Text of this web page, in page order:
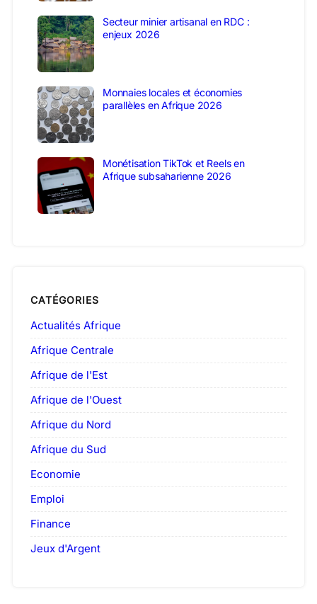
Secteur minier artisanal en RDC :
enjeux 2026
Monnaies locales et économies
parallèles en Afrique 2026
Monétisation TikTok et Reels en
Afrique subsaharienne 2026
CATÉGORIES
Actualités Afrique
Afrique Centrale
Afrique de l'Est
Afrique de l'Ouest
Afrique du Nord
Afrique du Sud
Economie
Emploi
Finance
Jeux d'Argent